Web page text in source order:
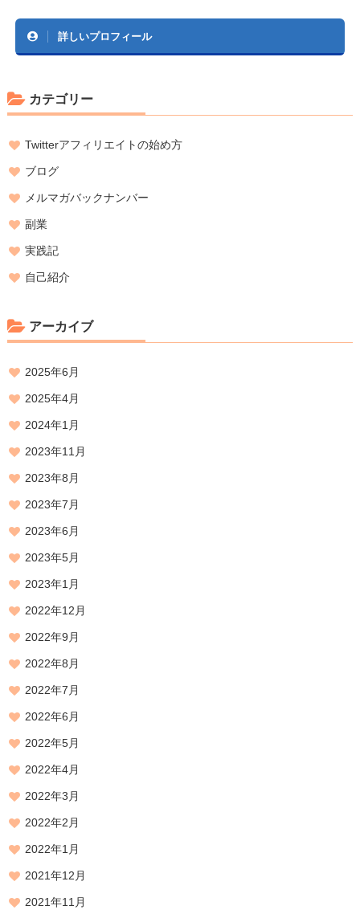
詳しいプロフィール
カテゴリー
Twitterアフィリエイトの始め方
ブログ
メルマガバックナンバー
副業
実践記
自己紹介
アーカイブ
2025年6月
2025年4月
2024年1月
2023年11月
2023年8月
2023年7月
2023年6月
2023年5月
2023年1月
2022年12月
2022年9月
2022年8月
2022年7月
2022年6月
2022年5月
2022年4月
2022年3月
2022年2月
2022年1月
2021年12月
2021年11月